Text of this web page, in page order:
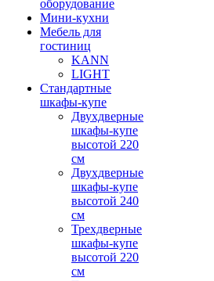
оборудование
Мини-кухни
Мебель для
гостиниц
KANN
LIGHT
Стандартные
шкафы-купе
Двухдверные
шкафы-купе
высотой 220
см
Двухдверные
шкафы-купе
высотой 240
см
Трехдверные
шкафы-купе
высотой 220
см